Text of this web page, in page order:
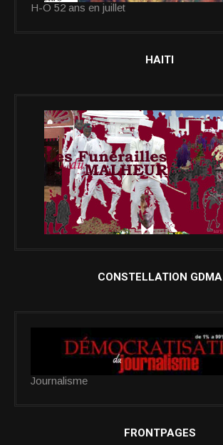
H-O 52 ans en juillet
HAITI
CONSTELLATION GDMA
Journalisme
FRONTPAGES